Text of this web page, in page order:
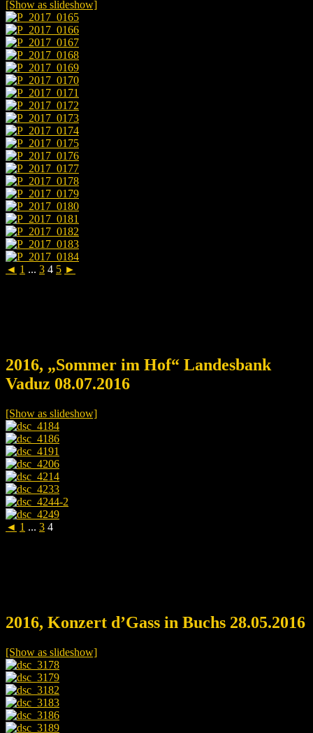
[Show as slideshow]
◄ 1 ... 3 4 5 ►
2016, „Sommer im Hof“ Landesbank
Vaduz 08.07.2016
[Show as slideshow]
◄ 1 ... 3 4
2016, Konzert d’Gass in Buchs 28.05.2016
[Show as slideshow]